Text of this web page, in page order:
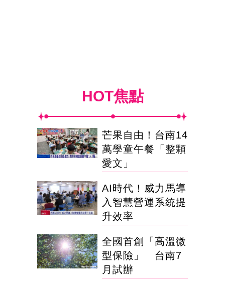
HOT焦點
芒果自由！台南14
萬學童午餐「整顆
愛文」
AI時代！威力馬導
入智慧營運系統提
升效率
全國首創「高溫微
型保險」 台南7
月試辦